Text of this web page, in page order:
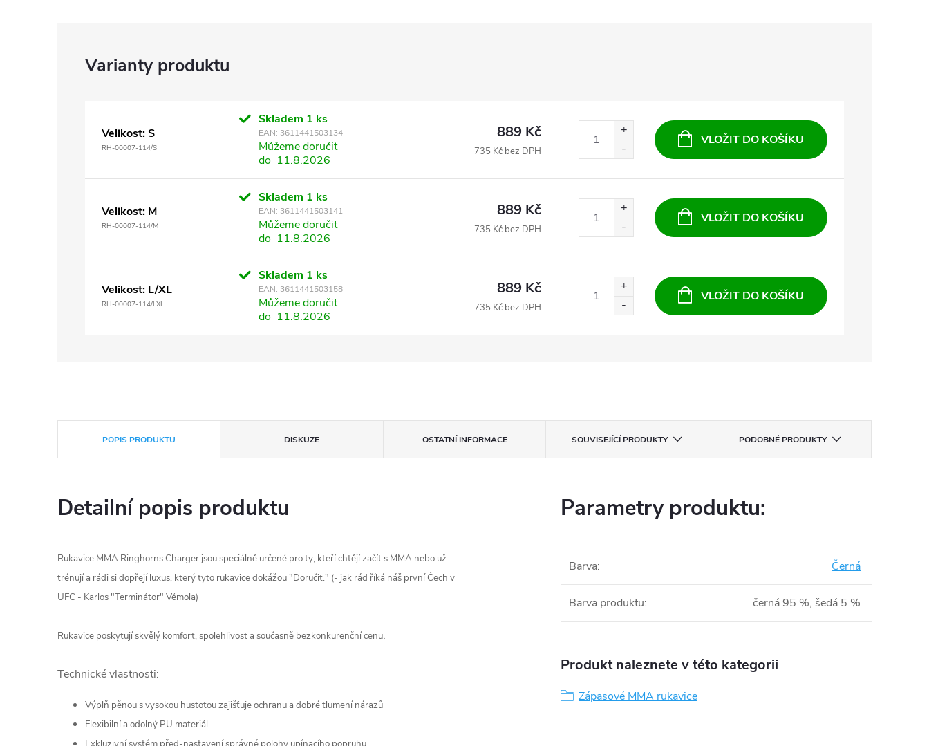
Velikost: S
RH-00007-114/S
Skladem 1 ks
EAN: 3611441503134
Můžeme doručit
do 11.8.2026
889 Kč
735 Kč bez DPH
VLOŽIT DO KOŠÍKU
Velikost: M
RH-00007-114/M
Skladem 1 ks
EAN: 3611441503141
Můžeme doručit
do 11.8.2026
889 Kč
735 Kč bez DPH
VLOŽIT DO KOŠÍKU
Velikost: L/XL
RH-00007-114/LXL
Skladem 1 ks
EAN: 3611441503158
Můžeme doručit
do 11.8.2026
889 Kč
735 Kč bez DPH
VLOŽIT DO KOŠÍKU
POPIS PRODUKTU DISKUZE OSTATNÍ INFORMACE SOUVISEJÍCÍ PRODUKTY PODOBNÉ PRODUKTY
Detailní popis produktu
Rukavice MMA Ringhorns Charger jsou speciálně určené pro ty, kteří chtějí začít s MMA nebo už
trénují a rádi si dopřejí luxus, který tyto rukavice dokážou "Doručit." (- jak rád říká náš první Čech v
UFC - Karlos "Terminátor" Vémola)
Rukavice poskytují skvělý komfort, spolehlivost a současně bezkonkurenční cenu.
Technické vlastnosti:
Výplň pěnou s vysokou hustotou zajišťuje ochranu a dobré tlumení nárazů
Flexibilní a odolný PU materiál
Parametry produktu:
Barva: Černá
Barva produktu: černá 95 %, šedá 5 %
Produkt naleznete v této kategorii
Zápasové MMA rukavice